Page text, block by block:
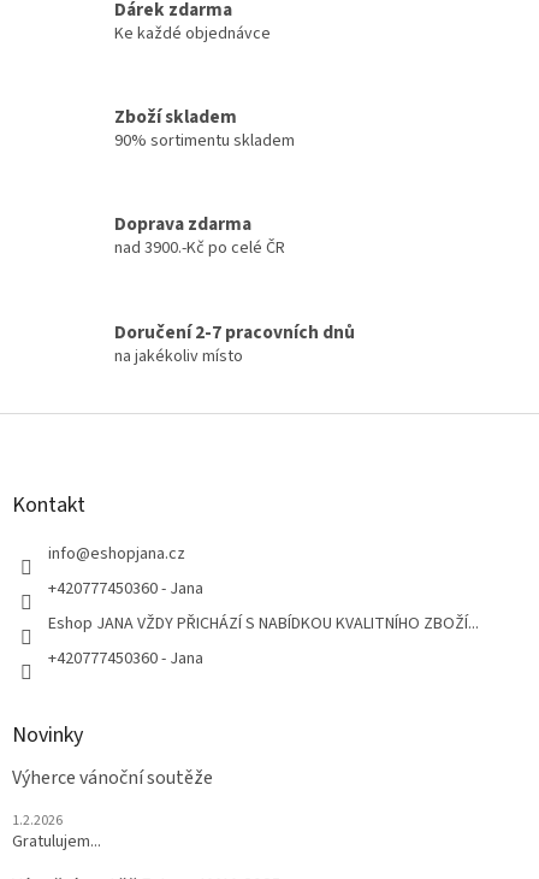
y
s
Dárek zdarma
Ke každé objednávce
Zboží skladem
90% sortimentu skladem
Doprava zdarma
nad 3900.-Kč po celé ČR
Doručení 2-7 pracovních dnů
na jakékoliv místo
Z
Kontakt
info@eshopjana.cz
+420777450360 - Jana
Eshop JANA VŽDY PŘICHÁZÍ S NABÍDKOU KVALITNÍHO ZBOŽÍ...
+420777450360 - Jana
Novinky
Výherce vánoční soutěže
1.2.2026
Gratulujem...